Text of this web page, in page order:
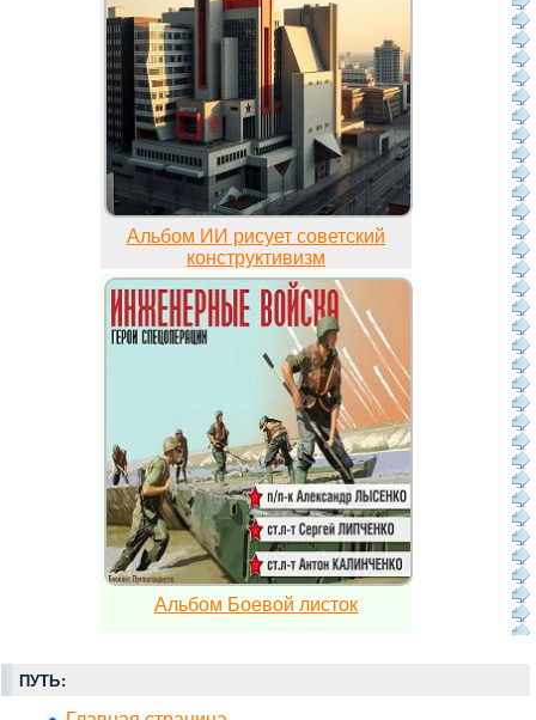
Альбом ИИ рисует советский
конструктивизм
Альбом Боевой листок
ПУТЬ: